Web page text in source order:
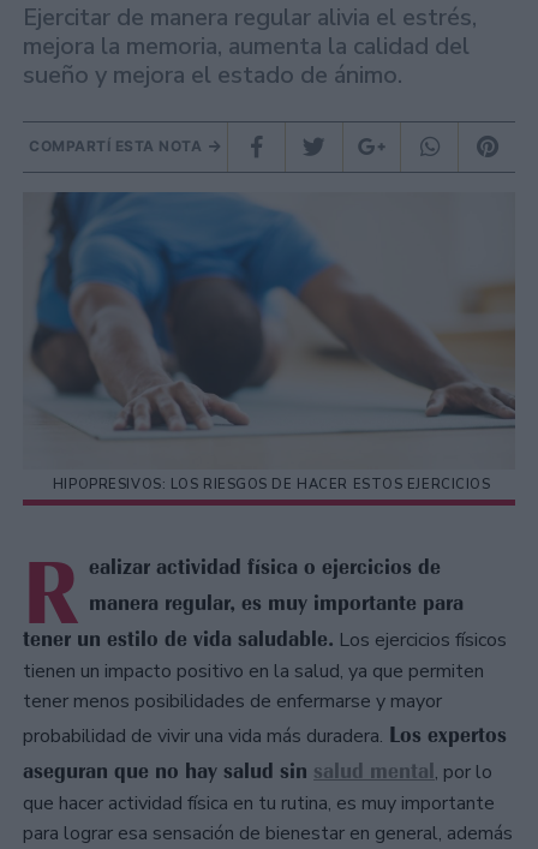
Ejercitar de manera regular alivia el estrés,
mejora la memoria, aumenta la calidad del
sueño y mejora el estado de ánimo.
COMPARTÍ ESTA NOTA
HIPOPRESIVOS: LOS RIESGOS DE HACER ESTOS EJERCICIOS
R ealizar actividad física o ejercicios de
manera regular, es muy importante para
tener un estilo de vida saludable. Los ejercicios físicos
tienen un impacto positivo en la salud, ya que permiten
tener menos posibilidades de enfermarse y mayor
probabilidad de vivir una vida más duradera. Los expertos
aseguran que no hay salud sin salud mental, por lo
que hacer actividad física en tu rutina, es muy importante
para lograr esa sensación de bienestar en general, además